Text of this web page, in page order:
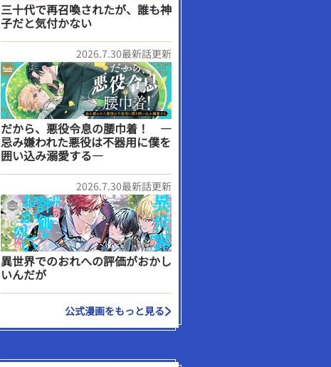
三十代で再召喚されたが、誰も神
子だと気付かない
2026.7.30最新話更新
だから、悪役令息の腰巾着！ ―
忌み嫌われた悪役は不器用に僕を
囲い込み溺愛する―
2026.7.30最新話更新
異世界でのおれへの評価がおかし
いんだが
公式漫画をもっと見る